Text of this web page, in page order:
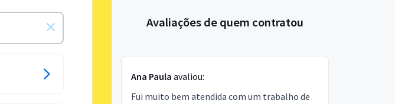
Avaliações de quem contratou
Ana Paula avaliou:
Fui muito bem atendida com um trabalho de